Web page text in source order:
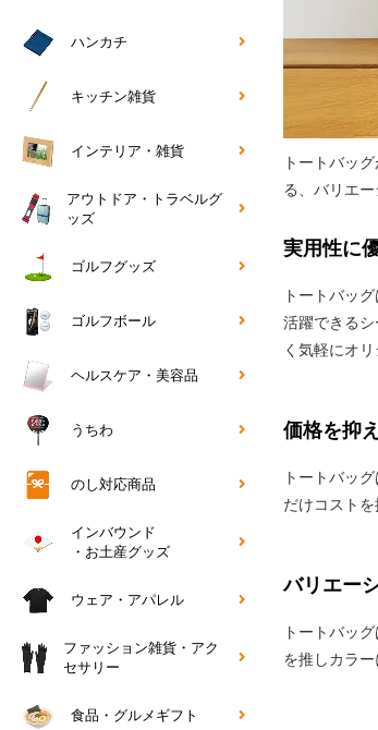
トートバッ
る、バリエ
実用性に
トートバッ
活躍できる
く気軽にオ
価格を抑
トートバッ
だけコスト
バリエー
トートバッ
を推しカラ
ハンカチ
キッチン雑貨
インテリア・雑貨
アウトドア・トラベルグ
ッズ
ゴルフグッズ
ゴルフボール
ヘルスケア・美容品
うちわ
のし対応商品
インバウンド
・お土産グッズ
ウェア・アパレル
ファッション雑貨・アク
セサリー
食品・グルメギフト